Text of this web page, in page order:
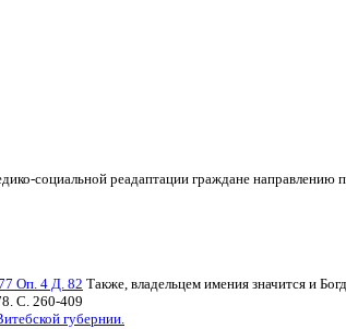
социальной реадаптации граждане
Оп. 4 Д. 82 Также, владельцем имения значится и
С. 260-409
губернии.